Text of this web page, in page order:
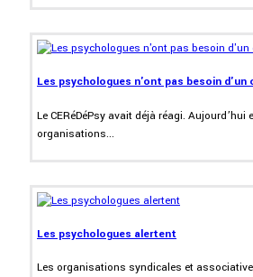
Les psychologues n'ont pas besoin d'un
Le CERéDéPsy avait déjà réagi.
organisations...
Les psychologues alertent
Les organisations syndicales et